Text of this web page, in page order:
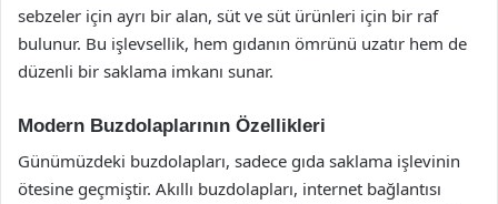
sebzeler için ayrı bir alan, süt ve süt ürünleri için bir raf
bulunur. Bu işlevsellik, hem gıdanın ömrünü uzatır hem de
düzenli bir saklama imkanı sunar.
Modern Buzdolaplarının Özellikleri
Günümüzdeki buzdolapları, sadece gıda saklama işlevinin
ötesine geçmiştir. Akıllı buzdolapları, internet bağlantısı